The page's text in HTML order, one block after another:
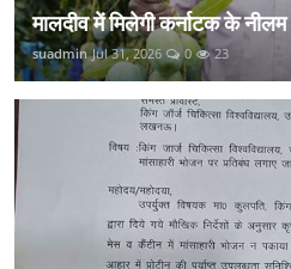
मालदीव में मिलेगी कर्नाटक के
suadmin Jul 31, 2026 0 23